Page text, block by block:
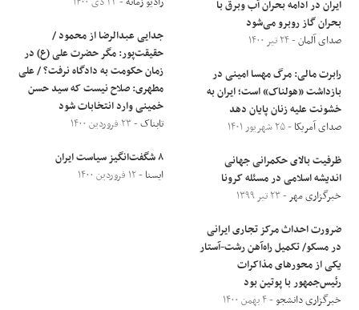
ایران در ادامه بحران آب وبرق با
بحران گاز روبرو می‌شود
صدای آلمان- ۲۴ تیر ۱۴۰۰
رابرت مالی: مرگ مهسا امینی در
بازداشت «هولناک» است؛ ایران به
خشونت علیه زنان پایان دهد
صدای آمریکا - ۲۵ شهریور ۱۴۰۱
ظرفیت بالای حکمرانی جهانی
اندیشه اسلامی در مسئله کرونا
خبرگزاری مهر- ۲۳ تیر ۱۳۹۹
ضرورت احداث مرکز تجاری ایرانی
در مسکو/ تکمیل راه‌آهن رشت-آستار
یکی از محورهای مذاکرات
رئیس‌جمهور با پوتین بود
خبرگزاری دانشجو- ۴ بهمن ۱۴۰۰
جدایی عبدالرضا از محمود /
حقیقت‌پور: مگر حضرت علی (ع) در
زمان حکومت به دادگاه نرفت؟ / علی
مطهری: صلاح نیست که سید حسن
خمینی وارد انتخابات شود
تابناک- ۲۳ فروردین ۱۴۰۰
۸ شگفت‌انگیز سیاست ایران
ایسنا - ۱۲ فروردین ۱۴۰۰